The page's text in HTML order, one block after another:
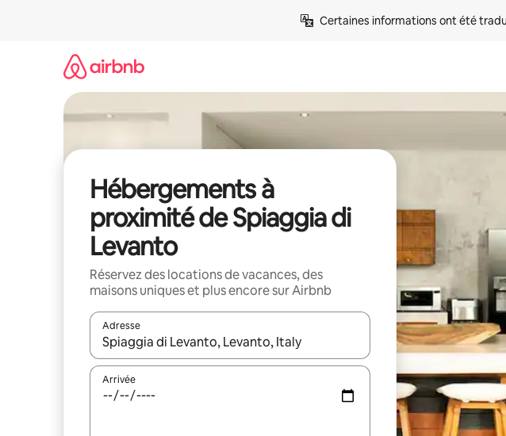
Certaines informations ont été
Hébergements à
proximité de Spiaggia di
Levanto
Réservez des locations de vacances, des
maisons uniques et plus encore sur Airbnb
Adresse
Lorsque les résultats s'affichent, utilisez les flèches vers le haut et vers le bas
Arrivée